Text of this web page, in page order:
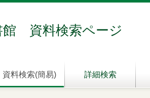
館 資料検索ページ
資料検索(簡易) 詳細検索